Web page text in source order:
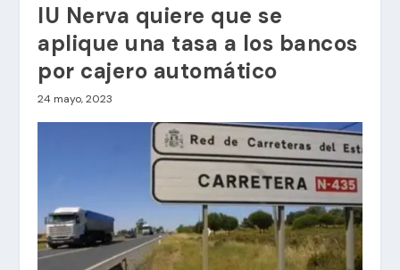
IU Nerva quiere que se
aplique una tasa a los bancos
por cajero automático
24 mayo, 2023